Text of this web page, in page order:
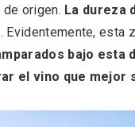
origen. La dureza
. Evidentemente, esta
bajo esta
el vino que mejor
en
Los